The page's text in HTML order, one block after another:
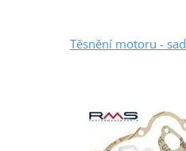
Těsnění motoru -